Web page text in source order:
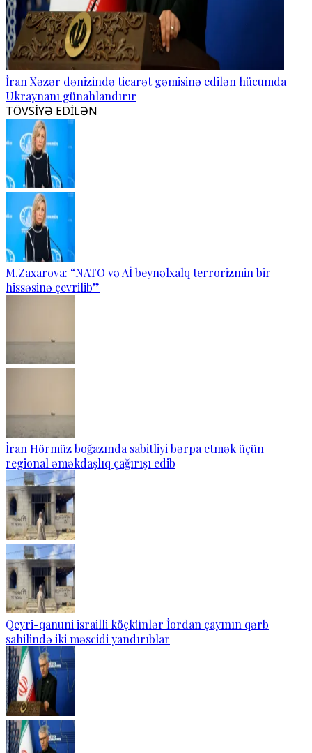
İran Xəzər dənizində ticarət gəmisinə edilən hücumda
Ukraynanı günahlandırır
TÖVSİYƏ EDİLƏN
M.Zaxarova: “NATO və Aİ beynəlxalq terrorizmin bir
hissəsinə çevrilib”
İran Hörmüz boğazında sabitliyi bərpa etmək üçün
regional əməkdaşlıq çağırışı edib
Qeyri-qanuni israilli köçkünlər İordan çayının qərb
sahilində iki məscidi yandırıblar